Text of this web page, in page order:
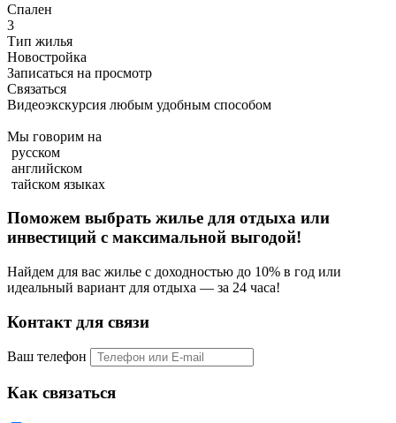
Спален
3
Тип жилья
Новостройка
Записаться на просмотр
Связаться
Видеоэкскурсия любым удобным способом
Мы говорим на
русском
английском
тайском языках
Поможем выбрать жилье для отдыха или
инвестиций с максимальной выгодой!
Найдем для вас жилье с доходностью до 10% в год или
идеальный вариант для отдыха — за 24 часа!
Контакт для связи
Ваш телефон
Как связаться